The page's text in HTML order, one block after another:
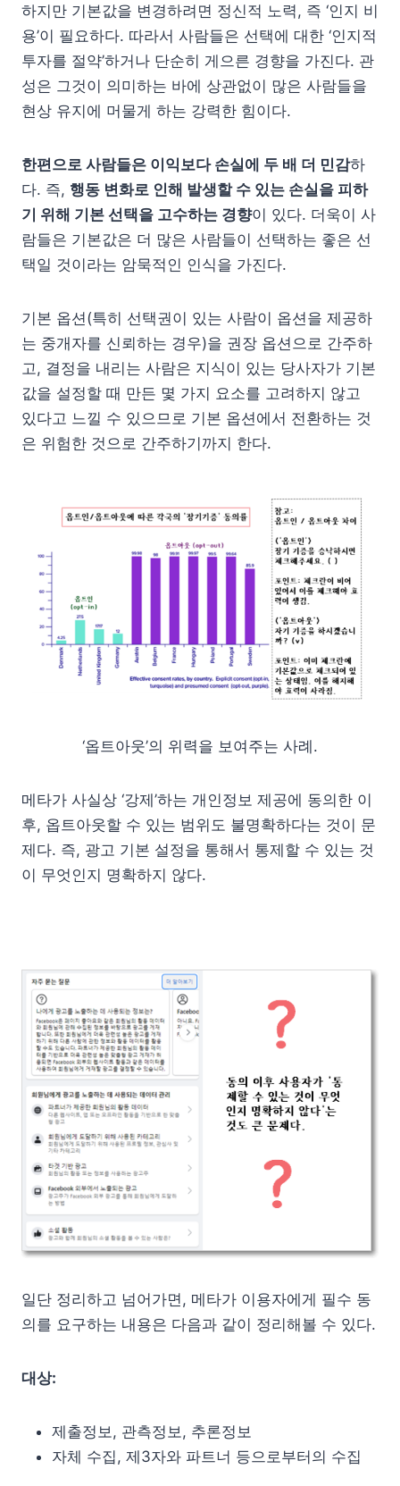
하지만 기본값을 변경하려면 정신적 노력, 즉 ‘인지 비
용’이 필요하다. 따라서 사람들은 선택에 대한 ‘인지적
투자를 절약’하거나 단순히 게으른 경향을 가진다. 관
성은 그것이 의미하는 바에 상관없이 많은 사람들을
현상 유지에 머물게 하는 강력한 힘이다.
한편으로 사람들은 이익보다 손실에 두 배 더 민감하
다. 즉, 행동 변화로 인해 발생할 수 있는 손실을 피하
기 위해 기본 선택을 고수하는 경향이 있다. 더욱이 사
람들은 기본값은 더 많은 사람들이 선택하는 좋은 선
택일 것이라는 암묵적인 인식을 가진다.
기본 옵션(특히 선택권이 있는 사람이 옵션을 제공하
는 중개자를 신뢰하는 경우)을 권장 옵션으로 간주하
고, 결정을 내리는 사람은 지식이 있는 당사자가 기본
값을 설정할 때 만든 몇 가지 요소를 고려하지 않고
있다고 느낄 수 있으므로 기본 옵션에서 전환하는 것
은 위험한 것으로 간주하기까지 한다.
‘옵트아웃’의 위력을 보여주는 사례.
메타가 사실상 ‘강제’하는 개인정보 제공에 동의한 이
후, 옵트아웃할 수 있는 범위도 불명확하다는 것이 문
제다. 즉, 광고 기본 설정을 통해서 통제할 수 있는 것
이 무엇인지 명확하지 않다.
일단 정리하고 넘어가면, 메타가 이용자에게 필수 동
의를 요구하는 내용은 다음과 같이 정리해볼 수 있다.
대상:
제출정보, 관측정보, 추론정보
자체 수집, 제3자와 파트너 등으로부터의 수집